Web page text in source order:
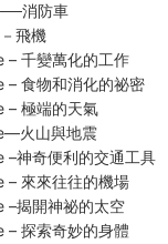
消防車
飛機
– 千變萬化的工作
– 食物和消化的祕密
– 極端的天氣
火山與地震
–神奇便利的交通工具
– 來來往往的機場
–揭開神祕的太空
– 探索奇妙的身體